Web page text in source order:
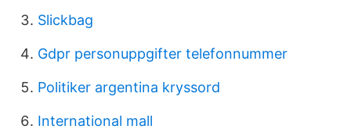
Slickbag
Gdpr personuppgifter telefonnummer
Politiker argentina kryssord
International mall